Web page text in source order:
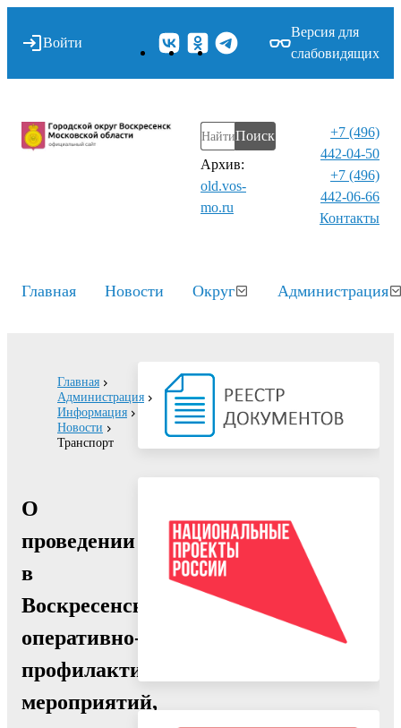
Войти
Версия для
слабовидящих
Поиск
Архив:
old.vos-
mo.ru
+7 (496)
442-04-50
+7 (496)
442-06-66
Контакты⁠
Главная Новости Округ Администрация
Главная
Администрация
Информация
Новости
Транспорт
О
проведении
в
Воскресенске
оперативно-
профилактических
мероприятий,